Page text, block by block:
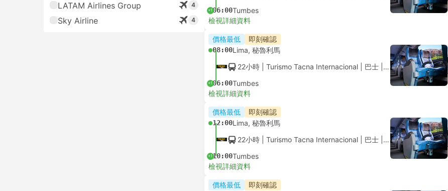
LATAM Airlines Group 4
Sky Airline 4
+106:00Tumbes
檢視詳細資料
價格最低 即刻確認
08:00Lima, 秘魯利馬
22小時 | Turismo Tacna Internacional 巴士 空調座位
+106:00Tumbes
檢視詳細資料
價格最低 即刻確認
12:00Lima, 秘魯利馬
22小時 | Turismo Tacna Internacional 巴士 空調座位
+110:00Tumbes
檢視詳細資料
價格最低 即刻確認